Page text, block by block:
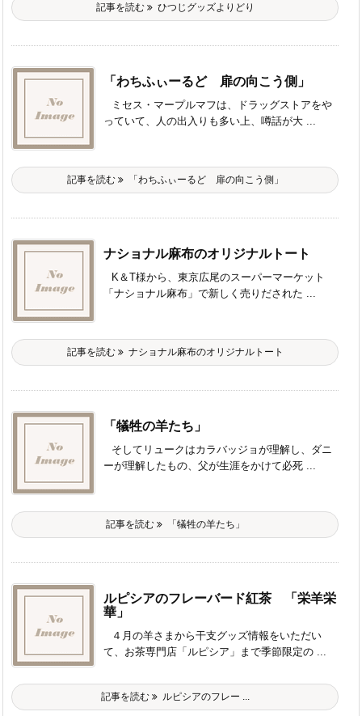
記事を読む ひつじグッズよりどり
「わちふぃーるど 扉の向こう側」
ミセス・マープルマフは、ドラッグストアをや
っていて、人の出入りも多い上、噂話が大 ...
記事を読む 「わちふぃーるど 扉の向こう側」
ナショナル麻布のオリジナルトート
K＆T様から、東京広尾のスーパーマーケット
「ナショナル麻布」で新しく売りだされた ...
記事を読む ナショナル麻布のオリジナルトート
「犠牲の羊たち」
そしてリュークはカラバッジョが理解し、ダニ
ーが理解したもの、父が生涯をかけて必死 ...
記事を読む 「犠牲の羊たち」
ルピシアのフレーバード紅茶 「栄羊栄
華」
４月の羊さまから干支グッズ情報をいただい
て、お茶専門店「ルピシア」まで季節限定の ...
記事を読む ルピシアのフレー ...